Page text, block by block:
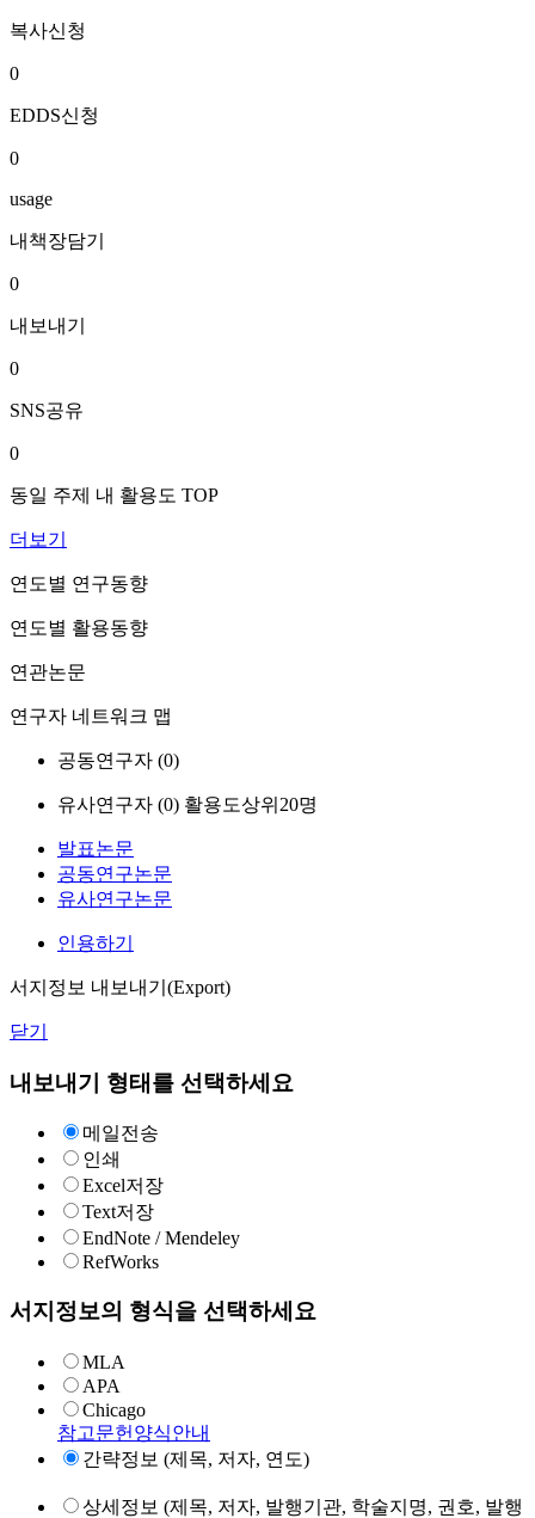
복사신청
0
EDDS신청
0
usage
내책장담기
0
내보내기
0
SNS공유
0
동일 주제 내 활용도 TOP
더보기
연도별 연구동향
연도별 활용동향
연관논문
연구자 네트워크 맵
공동연구자 (0)
유사연구자 (0) 활용도상위20명
발표논문
공동연구논문
유사연구논문
인용하기
서지정보 내보내기(Export)
닫기
내보내기 형태를 선택하세요
메일전송
인쇄
Excel저장
Text저장
EndNote / Mendeley
RefWorks
서지정보의 형식을 선택하세요
MLA
APA
Chicago
참고문헌양식안내
간략정보 (제목, 저자, 연도)
상세정보 (제목, 저자, 발행기관, 학술지명, 권호, 발행